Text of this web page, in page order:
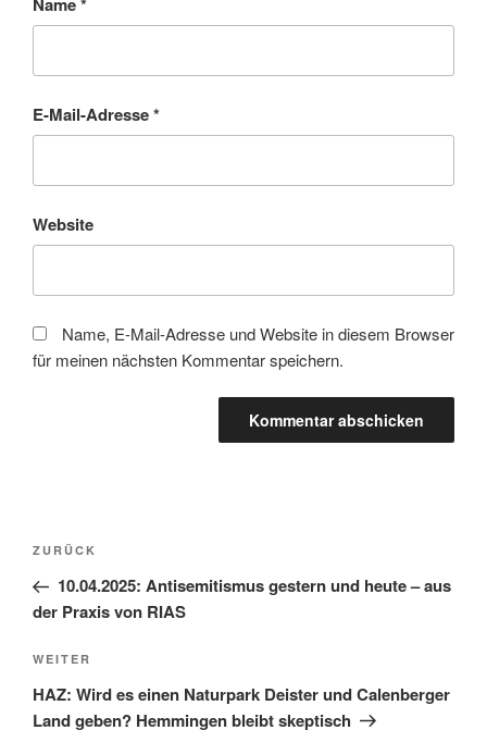
E-Mail-Adresse*
Website
Name, E-Mail-Adresse und Website in diesem Browser
für meinen nächsten Kommentar speichern.
Beitragsnavigation
Vorheriger
Beitrag
ZURÜCK
10.04.2025: Antisemitismus gestern und heute – aus
der Praxis von RIAS
Nächster
Beitrag
WEITER
HAZ: Wird es einen Naturpark Deister und Calenberger
Land geben? Hemmingen bleibt skeptisch